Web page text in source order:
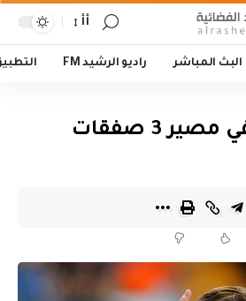
أأ
البث المباشر راديو الرشيد FM
ميسي يتحكم في مصير 3 صفقات